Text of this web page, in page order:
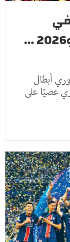
كأسي إفريقيا بين 2019 و2026 ...
أبطال
القاري عصيّا على